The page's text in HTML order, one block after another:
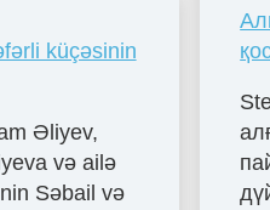
küçəsinin
Əliyev,
və ailə
Səbail və